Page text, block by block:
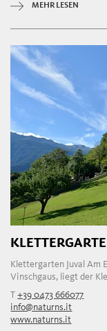
MEHR LESEN
Klettergarten Juval Am
Vinschgaus, liegt der
T+39 0473 666077
info@naturns.it
www.naturns.it